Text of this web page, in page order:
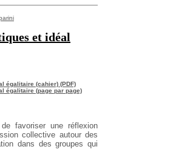
et idéal
égalitaire (cahier) (PDF)
égalitaire (page par page)
favoriser une réflexion
collective autour des
dans des groupes qui